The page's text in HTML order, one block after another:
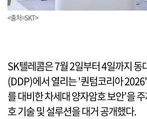
<출처=SKT>
SK텔레콤은 7월 2일부터 4일까지
(DDP)에서 열리는 '퀀텀코리아
를 대비한 차세대 양자암호 보안’을
호 기술 및 설루션을 대거 공개했다.